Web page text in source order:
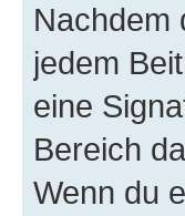
Nachdem
jedem
eine
Bereich
Wenn du